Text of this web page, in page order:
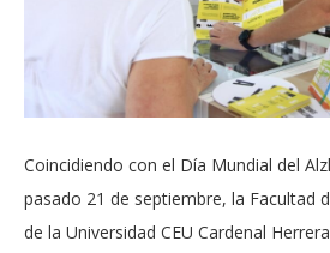
Coincidiendo con el Día Mundial del
pasado 21 de septiembre, la Facultad
de la Universidad CEU Cardenal